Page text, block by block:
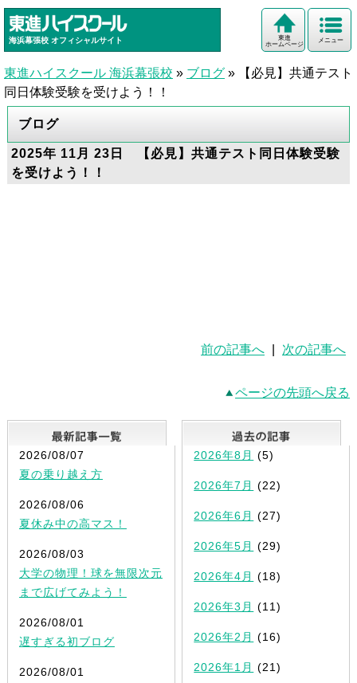
海浜幕張校 オフィシャルサイト メニュー
東進
ホームページ
東進ハイスクール 海浜幕張校 » ブログ »
【必見】共通テスト
同日体験受験を受けよう！！
ブログ
2025年 11月 23日 【必見】共通テスト同日体験受験
を受けよう！！
前の記事へ 次の記事へ
ページの先頭へ戻る
最新記事一覧
2026/08/07
夏の乗り越え方
2026/08/06
夏休み中の高マス！
2026/08/03
大学の物理！球を無限次元
まで広げてみよう！
2026/08/01
遅すぎる初ブログ
2026/08/01
2026年8月 (5)
2026年7月 (22)
2026年6月 (27)
2026年5月 (29)
2026年4月 (18)
2026年3月 (11)
2026年2月 (16)
2026年1月 (21)